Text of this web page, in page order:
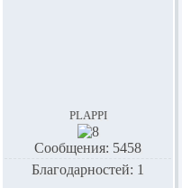
plappi
Сообщения: 5458
Благодарностей: 1